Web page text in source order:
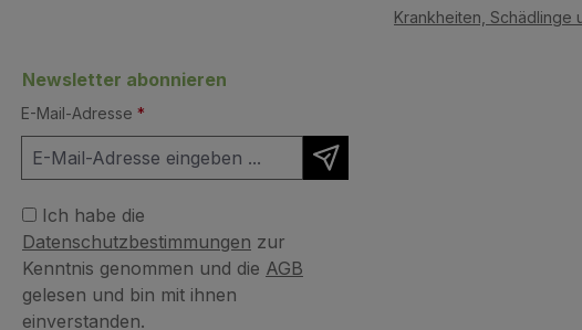
Krankheiten, Schädlinge
Newsletter abonnieren
E-Mail-Adresse *
Ich habe die
Datenschutzbestimmungen zur
Kenntnis genommen und die AGB
gelesen und bin mit ihnen
einverstanden.